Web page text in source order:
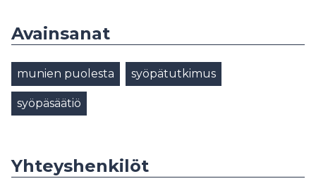
Avainsanat
munien puolesta syöpätutkimus
syöpäsäätiö
Yhteyshenkilöt